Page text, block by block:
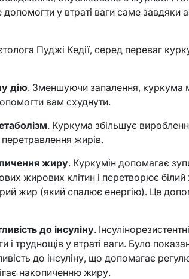
у втраті ваги саме завдяки
Пуджі Кедії, серед переваг
дію. Зменшуючи запалення, куркума
вам схуднути.
. Куркума збільшує
жирів.
жиру. Куркумін допомагає
жирових клітин і перетворює білий
жир (який спалює енергію). Це
до інсуліну.
і труднощів у втраті ваги. Було
до інсуліну, що допомагає
накопиченню жиру.